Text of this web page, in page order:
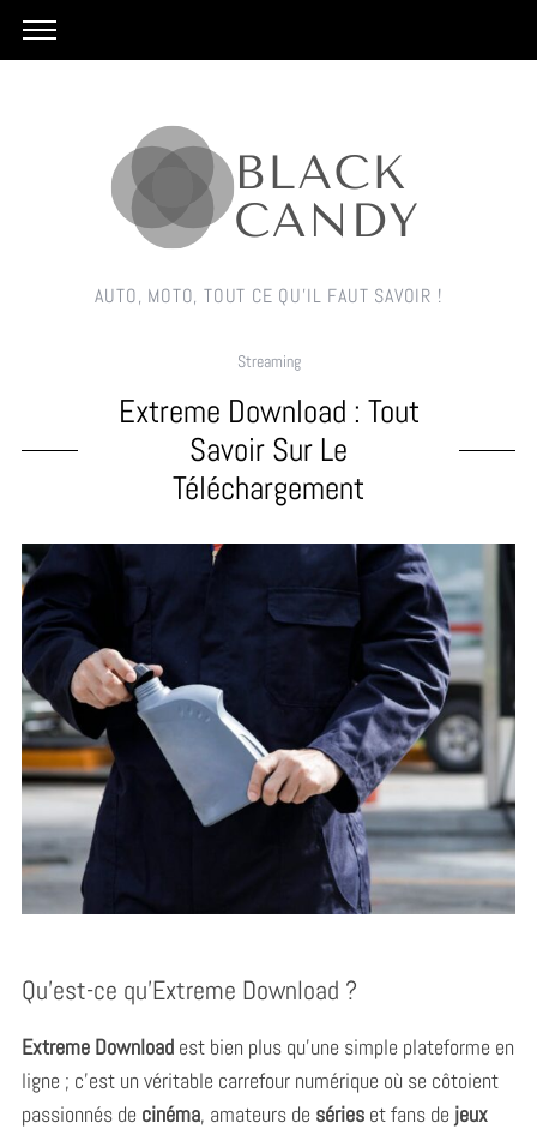
AUTO, MOTO, TOUT CE QU'IL FAUT SAVOIR !
Streaming
Extreme Download : Tout
Savoir Sur Le
Téléchargement
Qu’est-ce qu’Extreme Download ?
Extreme Downloadest bien plus qu’une simple plateforme en
ligne ; c’est un véritable carrefour numérique où se côtoient
passionnés de cinéma, amateurs de sérieset fans de jeux